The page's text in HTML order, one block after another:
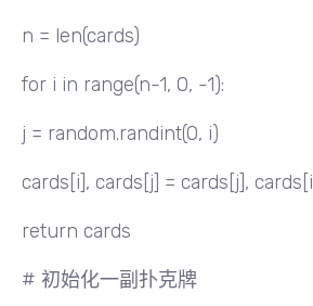
n = len(cards)
for i in range(n-1, 0, -1):
j = random.randint(0, i)
cards[i], cards[j] = cards[j], cards[i]
return cards
# 初始化一副扑克牌